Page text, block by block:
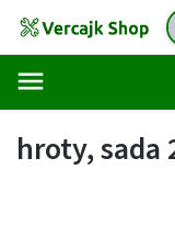
hroty, sada